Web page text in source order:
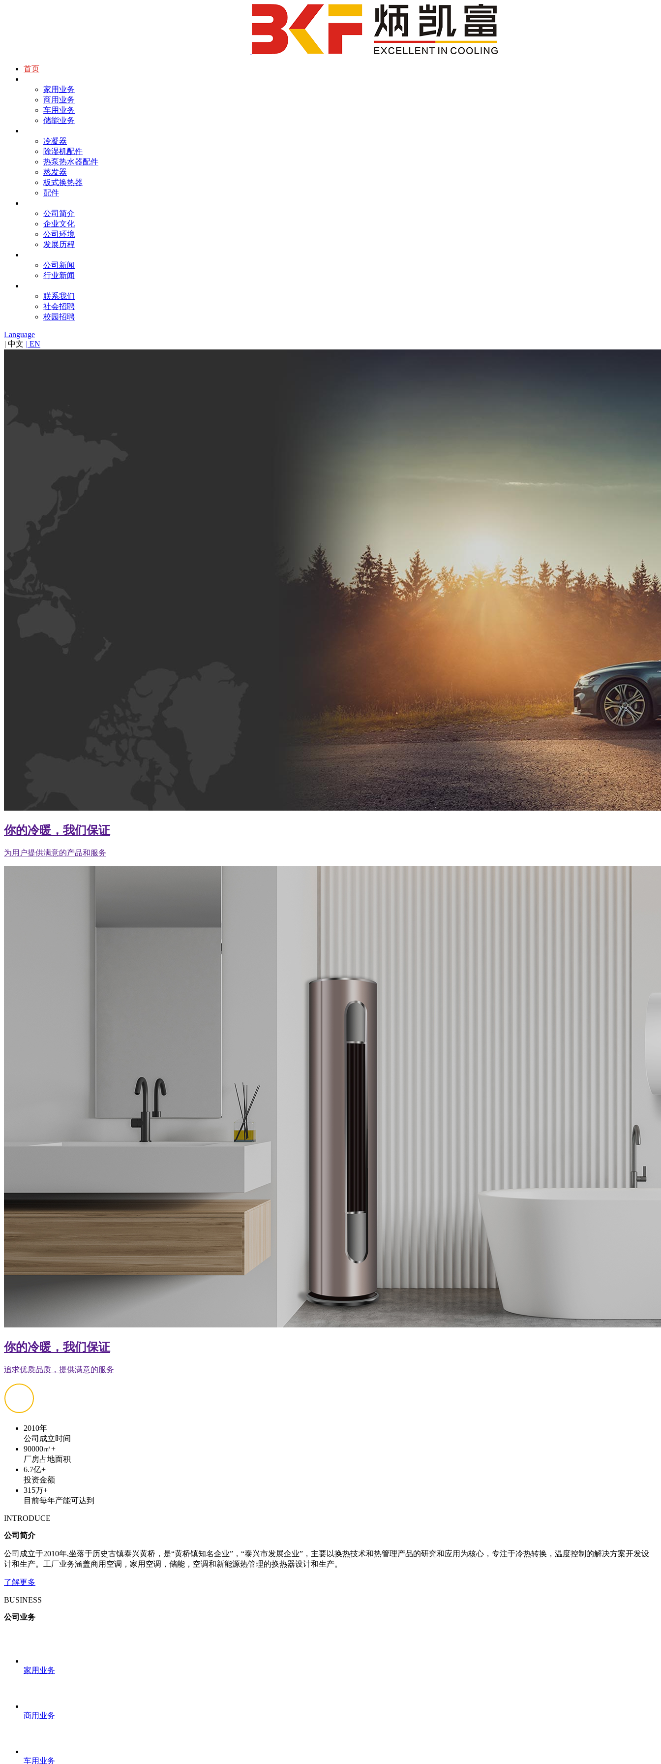
首页
家用业务
商用业务
车用业务
储能业务
冷凝器
除湿机配件
热泵热水器配件
蒸发器
板式换热器
配件
公司简介
企业文化
公司环境
发展历程
公司新闻
行业新闻
联系我们
社会招聘
校园招聘
Language
| 中文 | EN
你的冷暖，我们保证
为用户提供满意的产品和服务
你的冷暖，我们保证
追求优质品质，提供满意的服务
2010年
公司成立时间
90000㎡+
厂房占地面积
6.7亿+
投资金额
315万+
目前每年产能可达到
INTRODUCE
公司简介
公司成立于2010年,坐落于历史古镇泰兴黄桥，是“黄桥镇知名企业”，“泰兴市发展企业”，主要以换热技术和热管理产品的研究和应用为核心，专注于冷热转换，温度控制的解决方案开发设
计和生产。工厂业务涵盖商用空调，家用空调，储能，空调和新能源热管理的换热器设计和生产。
了解更多
BUSINESS
公司业务
家用业务
商用业务
车用业务